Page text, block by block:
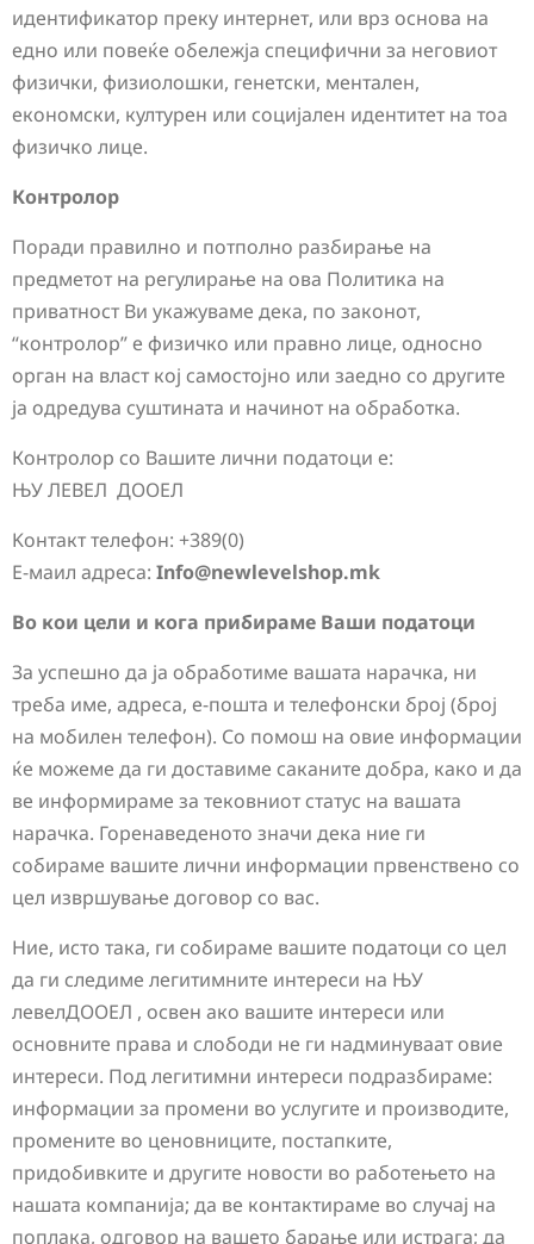
идентификатор преку интернет, или врз основа на
едно или повеќе обележја специфични за неговиот
физички, физиолошки, генетски, ментален,
економски, културен или социјален идентитет на тоа
физичко лице.
Контролор
Поради правилно и потполно разбирање на
предметот на регулирање на ова Политика на
приватност Ви укажуваме дека, по законот,
“контролор” е физичко или правно лице, односно
орган на власт кој самостојно или заедно со другите
ја одредува суштината и начинот на обработка.
Контролор со Вашите лични податоци е:
ЊУ ЛЕВЕЛ ДООЕЛ
Kонтакт телефон: +389(0)
Е-маил адреса: Info@newlevelshop.mk
Во кои цели и кога прибираме Ваши податоци
За успешно да ја обработиме вашата нарачка, ни
треба име, адреса, е-пошта и телефонски број (број
на мобилен телефон). Со помош на овие информации
ќе можеме да ги доставиме саканите добра, како и да
ве информираме за тековниот статус на вашата
нарачка. Горенаведеното значи дека ние ги
собираме вашите лични информации првенствено со
цел извршување договор со вас.
Ние, исто така, ги собираме вашите податоци со цел
да ги следиме легитимните интереси на ЊУ
левелДООЕЛ , освен ако вашите интереси или
основните права и слободи не ги надминуваат овие
интереси. Под легитимни интереси подразбираме:
информации за промени во услугите и производите,
промените во ценовниците, постапките,
придобивките и другите новости во работењето на
нашата компанија; да ве контактираме во случај на
поплака, одговор на вашето барање или истрага; да